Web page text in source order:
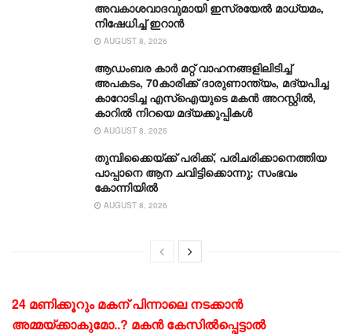
അവകാശവാദവുമായി ഇസ്രയേൽ മാധ്യമം,
നിഷേധിച്ച് ഇറാൻ
AUGUST 8, 2026
ആഡംബര കാര്‍ മറ്റ് വാഹനങ്ങളിലിടിച്ച്
അപകടം, 70കാരിക്ക് ദാരുണാന്ത്യം, മദ്യപിച്ച
കാറോടിച്ച എസ്ഐയുടെ മകന്‍ അറസ്റ്റില്‍,
കാറില്‍ നിറയെ മദ്യക്കുപ്പികള്‍
AUGUST 8, 2026
തുമ്പിക്കൈയ്ക്ക് പരിക്ക്, പരിചരിക്കാനെത്തിയ
പാപ്പാനെ ആന ചവിട്ടിക്കൊന്നു; സംഭവം
കോന്നിയിൽ
AUGUST 8, 2026
24 മണിക്കൂറും മകന് പിന്നാലെ നടക്കാൻ
അമ്മയ്ക്കാകുമോ..? മകൻ കേസിൽപ്പെട്ടാൽ